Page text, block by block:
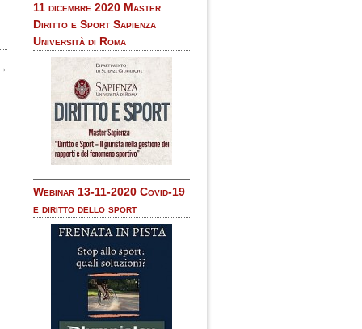
11 dicembre 2020 Master
Diritto e Sport Sapienza
Università di Roma
Webinar 13-11-2020 Covid-19
e diritto dello sport